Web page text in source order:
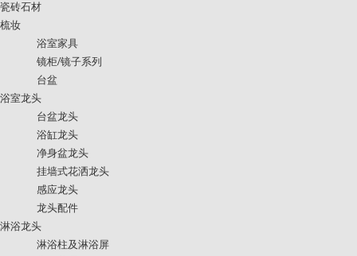
瓷砖石材
梳妆
浴室家具
镜柜/镜子系列
台盆
浴室龙头
台盆龙头
浴缸龙头
净身盆龙头
挂墙式花洒龙头
感应龙头
龙头配件
淋浴龙头
淋浴柱及淋浴屏